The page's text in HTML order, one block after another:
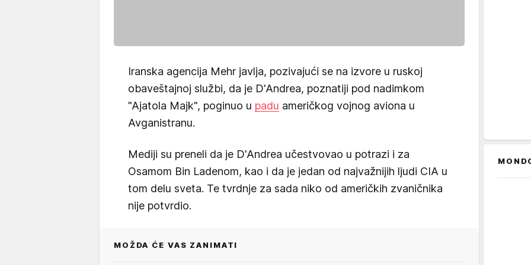
Iranska agencija Mehr javlja, pozivajući se na izvore u ruskoj
obaveštajnoj službi, da je D'Andrea, poznatiji pod nadimkom
"Ajatola Majk", poginuo u padu američkog vojnog aviona u
Avganistranu.
Mediji su preneli da je D'Andrea učestvovao u potrazi i za
Osamom Bin Ladenom, kao i da je jedan od najvažnijih ljudi CIA u
tom delu sveta. Te tvrdnje za sada niko od američkih zvaničnika
nije potvrdio.
MOŽDA ĆE VAS ZANIMATI